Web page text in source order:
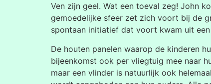
Ven zijn geel. Wat een toeval zeg! John
gemoedelijke sfeer zet zich voort bij de
spontaan initiatief dat voort kwam uit
De houten panelen waarop de kinderen
bijeenkomst ook per vliegtuig mee naar
maar een vlinder is natuurlijk ook